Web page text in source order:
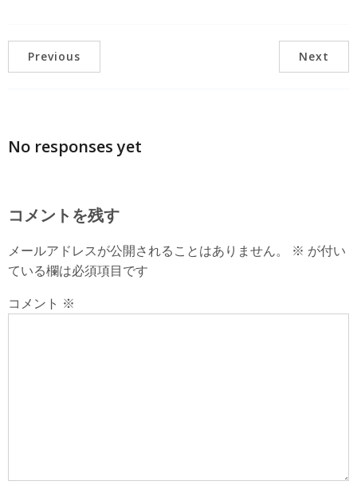
Previous Next
No responses yet
コメントを残す
メールアドレスが公開されることはありません。 ※ が付い
ている欄は必須項目です
コメント ※